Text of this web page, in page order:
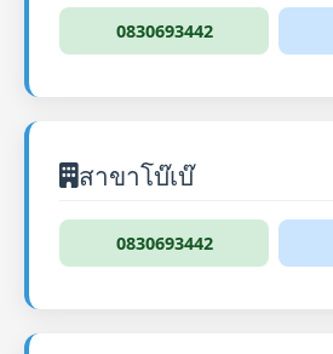
0830693442
สาขาโบ๊เบ๊
0830693442